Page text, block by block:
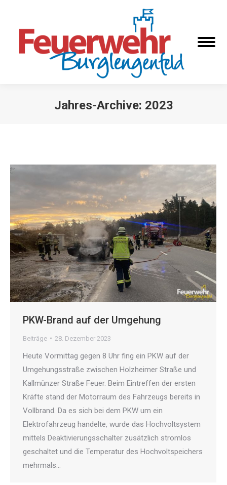
Jahres-Archive: 2023
PKW-Brand auf der Umgehung
Beiträge 28. Dezember 2023
Heute Vormittag gegen 8 Uhr fing ein PKW auf der
Umgehungsstraße zwischen Holzheimer Straße und
Kallmünzer Straße Feuer. Beim Eintreffen der ersten
Kräfte stand der Motorraum des Fahrzeugs bereits in
Vollbrand. Da es sich bei dem PKW um ein
Elektrofahrzeug handelte, wurde das Hochvoltsystem
mittels Deaktivierungsschalter zusätzlich stromlos
geschaltet und die Temperatur des Hochvoltspeichers
mehrmals…